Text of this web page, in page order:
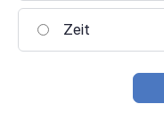
Zeit